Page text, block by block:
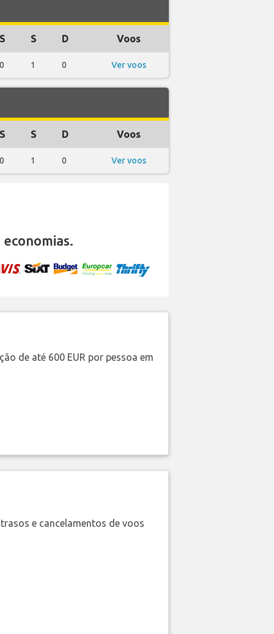
S S D Voos
0 1 0 Ver voos
S S D Voos
0 1 0 Ver voos
de até 600 EUR por pessoa em
e cancelamentos de voos